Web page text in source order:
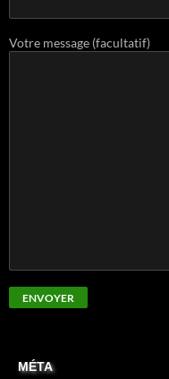
Votre message (facultatif)
MÉTA